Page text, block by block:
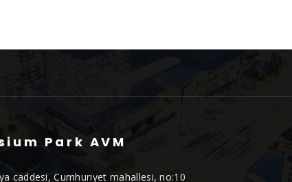
Park AVM
caddesi, Cumhuriyet mahallesi, no:10